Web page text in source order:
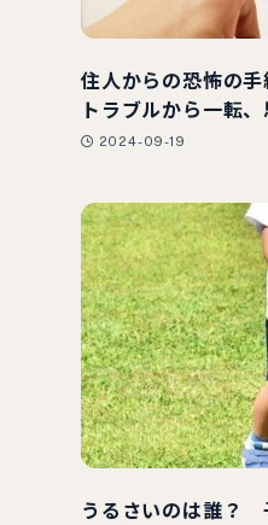
住人からの恐怖の
トラブルから一転
2024-09-19
うるさいのは誰？